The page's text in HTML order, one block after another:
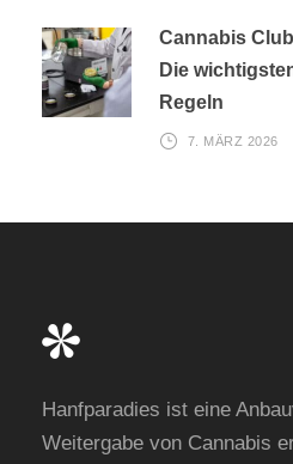
Cannabis
Die
Regeln
7. MÄRZ 2026
Hanfparadies ist eine
Weitergabe von Cannabis